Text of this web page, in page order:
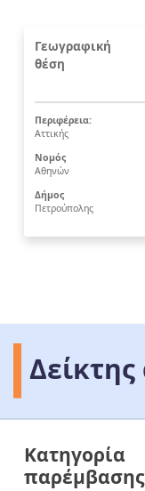
Γεωγραφική
θέση
Περιφέρεια:
Αττικής
Νομός
Αθηνών
Δήμος
Πετρούπολης
Κατηγορία
παρέμβασης